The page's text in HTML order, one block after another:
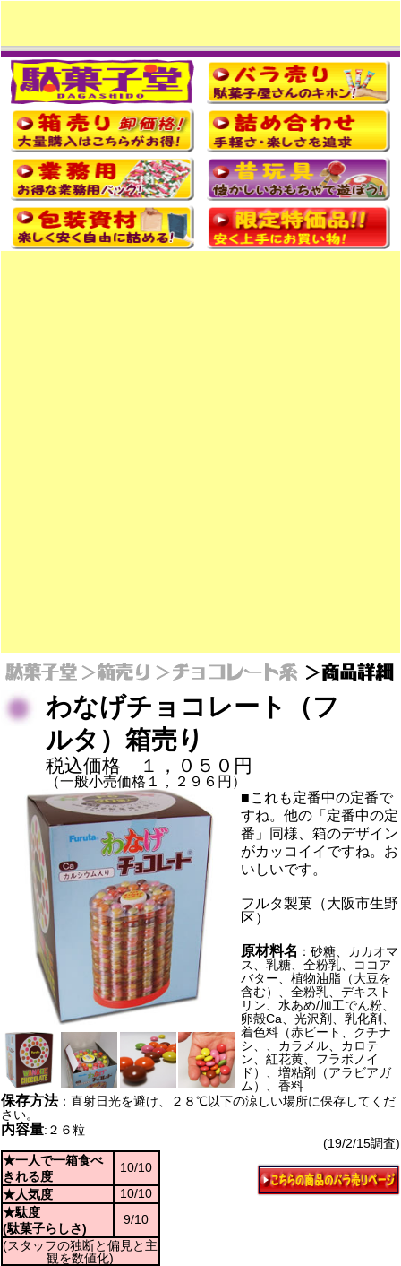
わなげチョコレート（フ
ルタ）箱売り
税込価格 １，０５０円
（一般小売価格１，２９６円）
■これも定番中の定番で
すね。他の「定番中の定
番」同様、箱のデザイン
がカッコイイですね。お
いしいです。
フルタ製菓（大阪市生野
区）
原材料名 ：砂糖、カカオマ
ス、乳糖、全粉乳、ココア
バター、植物油脂（大豆を
含む）、全粉乳、デキスト
リン、水あめ/加工でん粉、
卵殻Ca、光沢剤、乳化剤、
着色料（赤ビート、クチナ
シ、、カラメル、カロテ
ン、紅花黄、フラボノイ
ド）、増粘剤（アラビアガ
ム）、香料
保存方法：直射日光を避け、２８℃以下の涼しい場所に保存してくだ
さい。
内容量:２６粒
(19/2/15調査)
★一人で一箱食べ
きれる度
10/10
★人気度
10/10
★駄度
(駄菓子らしさ)
9/10
(スタッフの独断と偏見と主
観を数値化)